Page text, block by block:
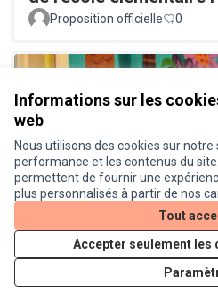
Informations sur les
web
Nous utilisons des cookies sur
performance et les contenus du
permettent de fournir une
plus personnalisés à partir de nos
Tout
Accepter seulement les
Proposition officielle 0
Lieu de convivialité
du cinéma Le Cratère
Proposition officielle